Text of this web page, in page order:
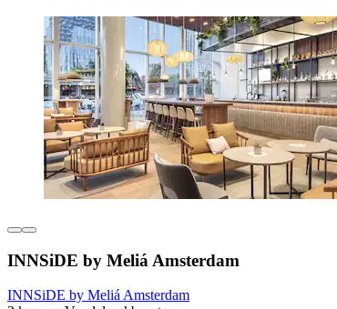
INNSiDE by Meliá Amsterdam
INNSiDE by Meliá Amsterdam